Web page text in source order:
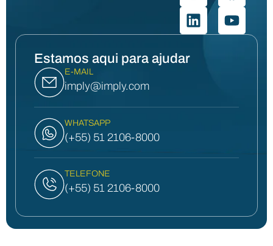
Estamos aqui para ajudar
E-MAIL
imply@imply.com
WHATSAPP
(+55) 51 2106-8000
TELEFONE
(+55) 51 2106-8000